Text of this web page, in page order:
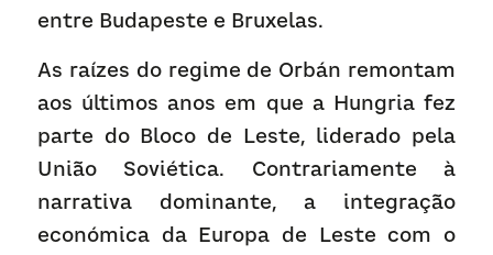
entre Budapeste e Bruxelas.
As raízes do regime de Orbán remontam
aos últimos anos em que a Hungria fez
parte do Bloco de Leste, liderado pela
União Soviética. Contrariamente à
narrativa dominante, a integração
económica da Europa de Leste com o